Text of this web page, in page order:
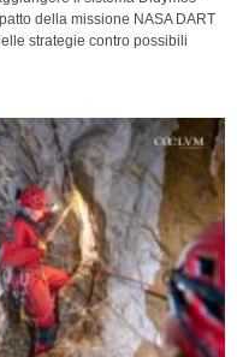
della missione NASA DART
strategie contro possibili